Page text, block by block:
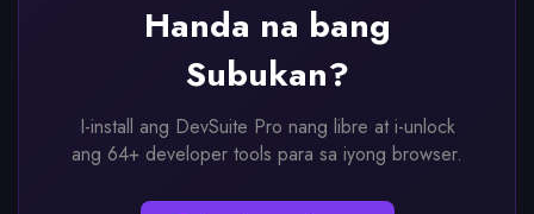
Handa na bang
Subukan?
I-install ang DevSuite Pro nang libre at i-unlock
ang 64+ developer tools para sa iyong browser.